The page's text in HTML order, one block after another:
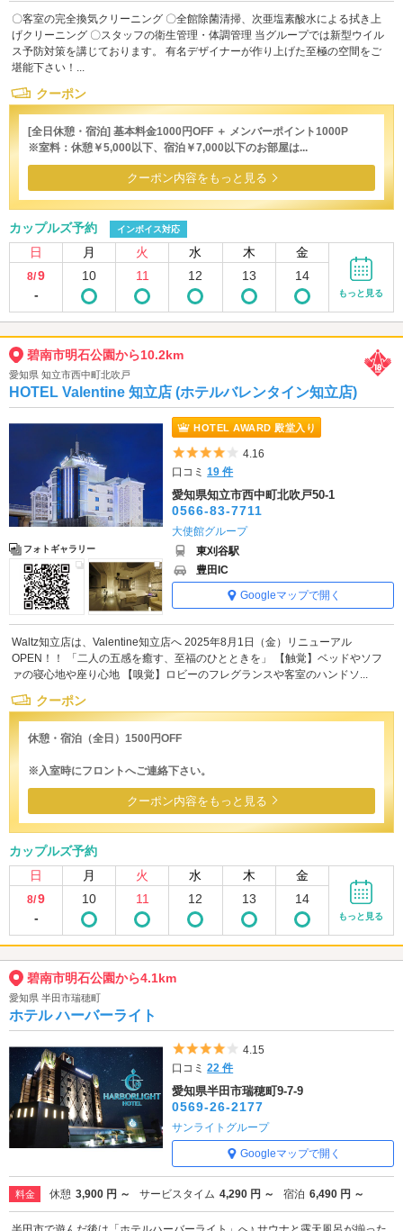
〇客室の完全換気クリーニング 〇全館除菌清掃、次亜塩素酸水による拭き上
げクリーニング 〇スタッフの衛生管理・体調管理 当グループでは新型ウイル
ス予防対策を講じております。 有名デザイナーが作り上げた至極の空間をご
堪能下さい！...
クーポン
[全日休憩・宿泊] 基本料金1000円OFF ＋ メンバーポイント1000P
※室料：休憩￥5,000以下、宿泊￥7,000以下のお部屋は...
クーポン内容をもっと見る
カップルズ予約 インボイス対応
日 月 火 水 木 金
8/9
-
10 11 12 13 14
もっと見る
碧南市明石公園から10.2km
愛知県 知立市西中町北吹戸
HOTEL Valentine 知立店 (ホテルバレンタイン知立店)
フォトギャラリー
HOTEL AWARD 殿堂入り
5つ星のうち4
4.16
口コミ19 件
愛知県知立市西中町北吹戸50-1
0566-83-7711
大使館グループ
東刈谷駅
豊田IC
Googleマップで開く
Waltz知立店は、Valentine知立店へ 2025年8月1日（金）リニューアル
OPEN！！ 「二人の五感を癒す、至福のひとときを」 【触覚】ベッドやソフ
ァの寝心地や座り心地 【嗅覚】ロビーのフレグランスや客室のハンドソ...
クーポン
休憩・宿泊（全日）1500円OFF
※入室時にフロントへご連絡下さい。
クーポン内容をもっと見る
カップルズ予約
日
月 火 水 木 金
8/9
-
10 11 12 13 14
もっと見る
碧南市明石公園から4.1km
愛知県 半田市瑞穂町
ホテル ハーバーライト
5つ星のうち4
4.15
口コミ22 件
愛知県半田市瑞穂町9-7-9
0569-26-2177
サンライトグループ
Googleマップで開く
料金 休憩 3,900 円 ～ サービスタイム 4,290 円 ～ 宿泊 6,490 円 ～